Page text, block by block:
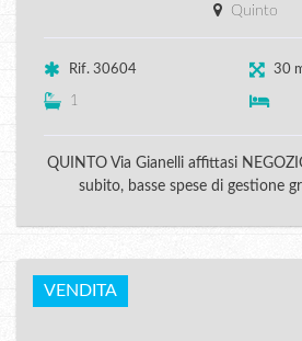
Quinto
Rif. 30604 30
1
QUINTO Via Gianelli affittasi
subito, basse spese di gestione
VENDITA